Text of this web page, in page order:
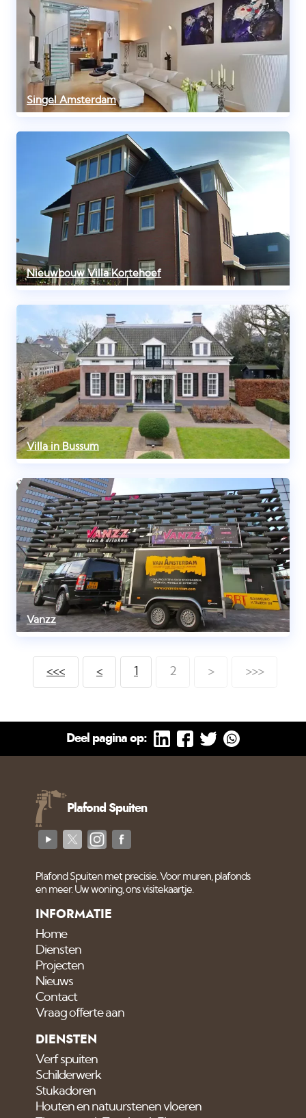
Singel Amsterdam
Nieuwbouw Villa Kortehoef
Villa in Bussum
Vanzz
<<< < 1 2 > >>>
Deel pagina op:
Plafond Spuiten
Plafond Spuiten met precisie. Voor muren, plafonds
en meer. Uw woning, ons visitekaartje.
INFORMATIE
Home
Diensten
Projecten
Nieuws
Contact
Vraag offerte aan
DIENSTEN
Verf spuiten
Schilderwerk
Stukadoren
Houten en natuurstenen vloeren